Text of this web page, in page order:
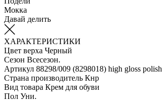
Мокка
Давай делить
ХАРАКТЕРИСТИКИ
Цвет верха Черный
Сезон Всесезон.
Артикул 88298/009 (8298018) high gloss polish
Страна производитель Кнр
Вид товара Крем для обуви
Пол Уни.